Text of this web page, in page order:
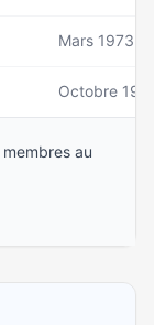
Mars 1973
Octobre
membres au